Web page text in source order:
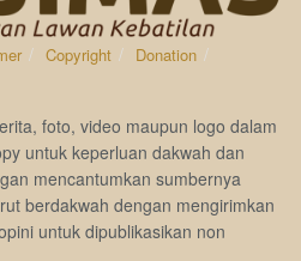
Copyright
Donation
foto, video maupun logo dalam
untuk keperluan dakwah dan
mencantumkan sumbernya
berdakwah dengan mengirimkan
untuk dipublikasikan non